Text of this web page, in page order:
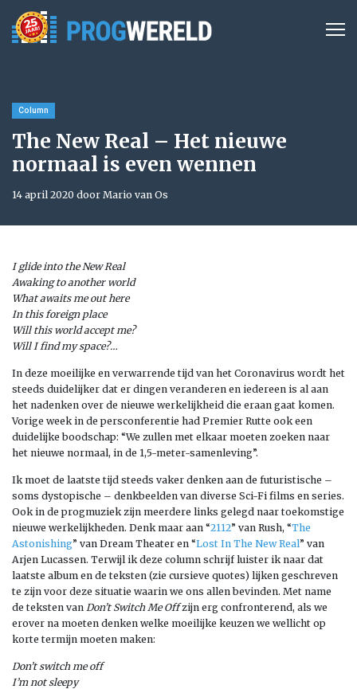
Column
The New Real – Het nieuwe
normaal is even wennen
14 april 2020 door Mario van Os
I glide into the New Real
Awaking to another world
What awaits me out here
In this foreign place
Will this world accept me?
Will I find my space?…
In deze moeilijke en verwarrende tijd van het Coronavirus wordt het
steeds duidelijker dat er dingen veranderen en iedereen is al aan
het nadenken over de nieuwe werkelijkheid die eraan gaat komen.
Vorige week in de persconferentie had Premier Rutte ook een
duidelijke boodschap: “We zullen met elkaar moeten zoeken naar
het nieuwe normaal, in de 1,5-meter-samenleving”.
Ik moet de laatste tijd steeds vaker denken aan de futuristische –
soms dystopische – denkbeelden van diverse Sci-Fi films en series.
Ook in de progmuziek zijn meerdere links gelegd naar toekomstige
nieuwe werkelijkheden. Denk maar aan “2112” van Rush, “The
Astonishing” van Dream Theater en “Lost In The New Real” van
Arjen Lucassen. Terwijl ik deze column schrijf luister ik naar dat
laatste album en de teksten (zie cursieve quotes) lijken geschreven
te zijn voor deze situatie waarin we ons allen bevinden. Met name
de teksten van Don’t Switch Me Offzijn erg confronterend, als we
erover na moeten denken welke moeilijke keuzen we wellicht op
korte termijn moeten maken:
Don’t switch me off
I’m not sleepy